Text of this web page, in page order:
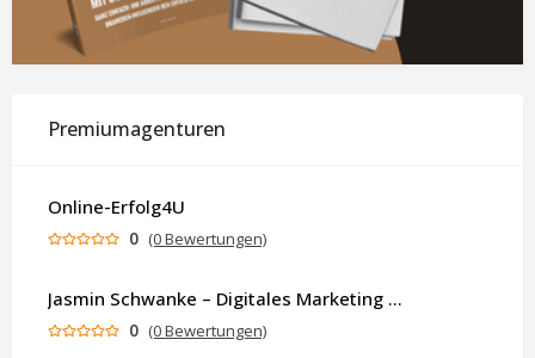
Premiumagenturen
Online-Erfolg4U
0 (0 Bewertungen)
Jasmin Schwanke – Digitales Marketing & KI-gestützte Contenterstellung
0 (0 Bewertungen)